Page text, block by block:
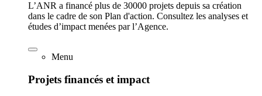
L’ANR a financé plus de 30000 projets depuis sa création
dans le cadre de son Plan d'action. Consultez les analyses et
études d’impact menées par l’Agence.
Menu
Projets financés et impact